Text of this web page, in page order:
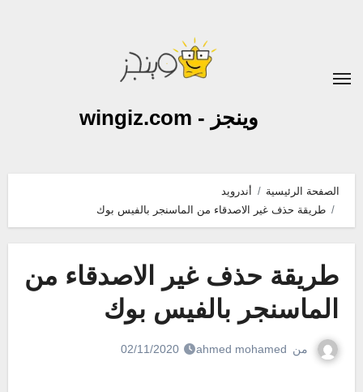
وينجز - wingiz.com
الصفحة الرئيسية
أندرويد
طريقة حذف غير الاصدقاء من الماسنجر بالفيس بوك
طريقة حذف غير الاصدقاء من
الماسنجر بالفيس بوك
من ahmed mohamed
02/11/2020